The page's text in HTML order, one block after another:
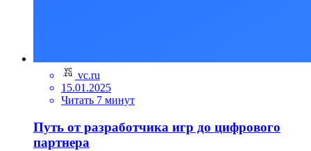
vc.ru
15.01.2025
Читать 7 минут
Путь от разработчика игр до цифрового
партнера